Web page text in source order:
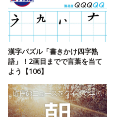
漢字パズル「書きかけ四字熟
語」！2画目までで言葉を当て
よう【106】